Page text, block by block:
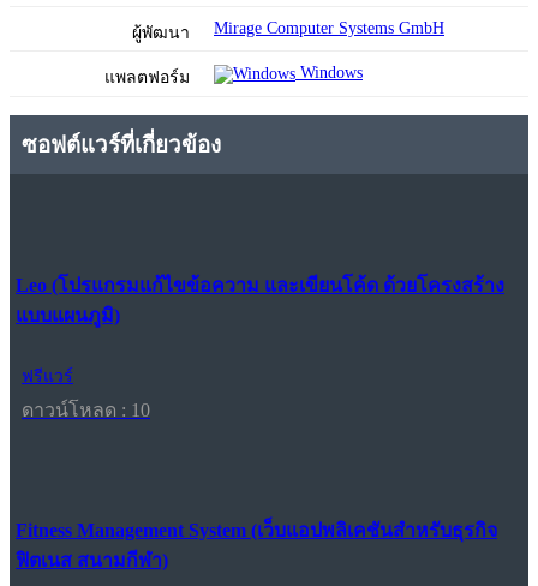
ผู้พัฒนา Mirage Computer Systems GmbH
แพลตฟอร์ม Windows
ซอฟต์แวร์ที่เกี่ยวข้อง
Leo (โปรแกรมแก้ไขข้อความ และเขียนโค้ด ด้วยโครงสร้าง
แบบแผนภูมิ)
ฟรีแวร์
ดาวน์โหลด : 10
Fitness Management System (เว็บแอปพลิเคชันสำหรับธุรกิจ
ฟิตเนส สนามกีฬา)